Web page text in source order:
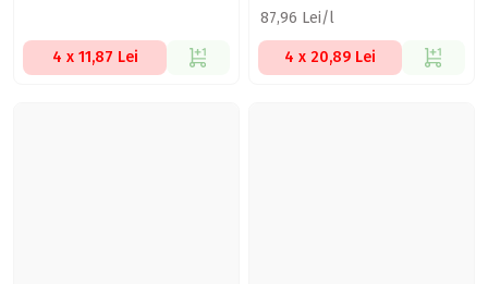
4 x 11,87 Lei
87,96 Lei/l
4 x 20,89 Lei